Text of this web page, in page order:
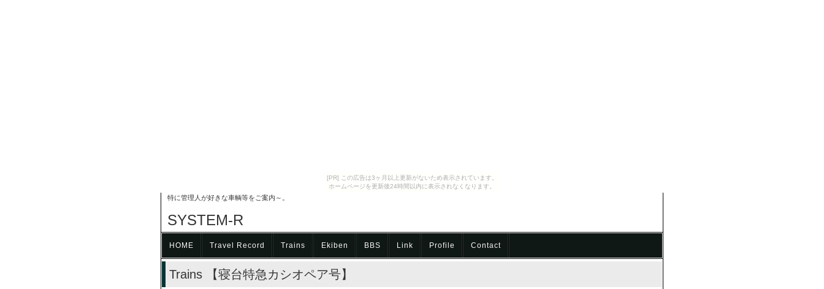
[PR] この広告は3ヶ月以上更新がないため表示されています。
ホームページを更新後24時間以内に表示されなくなります。
特に管理人が好きな車輌等をご案内～。
SYSTEM-R
HOME Travel Record Trains Ekiben BBS Link Profile Contact
Trains 【寝台特急カシオペア号】